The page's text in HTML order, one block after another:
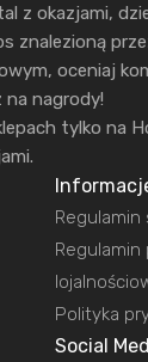
z okazjami,
znalezioną
oceniaj
nagrody!
tylko na
Regulamin
Regulamin
Polityka
Social